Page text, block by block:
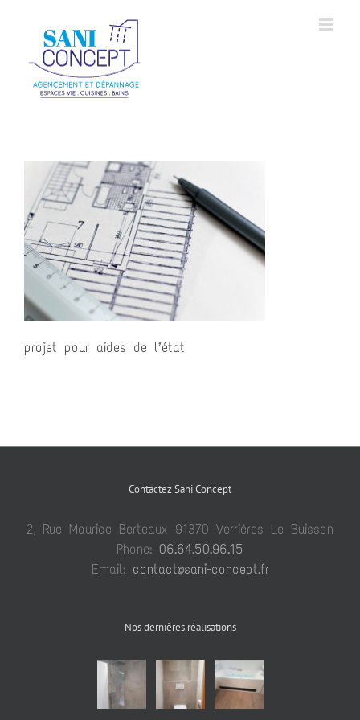
projet pour aides de l’état
Contactez Sani Concept
2, Rue Maurice Berteaux 91370 Verrières Le Buisson
Phone: 06.64.50.96.15
Email: contact@sani-concept.fr
Nos dernières réalisations